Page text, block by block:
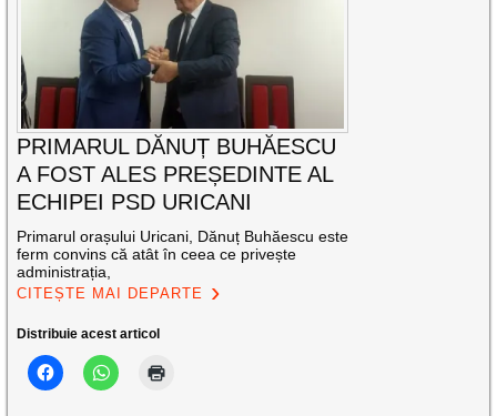
PRIMARUL DĂNUȚ BUHĂESCU
A FOST ALES PREȘEDINTE AL
ECHIPEI PSD URICANI
Primarul orașului Uricani, Dănuț Buhăescu este
ferm convins că atât în ceea ce privește
administrația,
CITEȘTE MAI DEPARTE
Distribuie acest articol